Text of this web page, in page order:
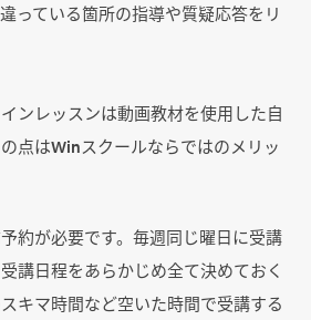
っている箇所の指導や質疑応答をリ
ンレッスンは動画教材を使用した自
点はWinスクールならではのメリッ
約が必要です。毎週同じ曜日に受講
受講日程をあらかじめ全て決めておく
キマ時間など空いた時間で受講する